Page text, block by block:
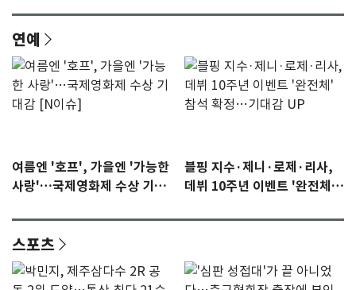
연예
여름엔 '호프', 가을엔 '가능한
사랑'…국제영화제 수상 기대
블핑 지수·제니·로제·리사,
데뷔 10주년 이벤트 '완전체'
스포츠